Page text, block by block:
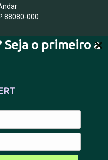
Seja o primeiro a
88080-000